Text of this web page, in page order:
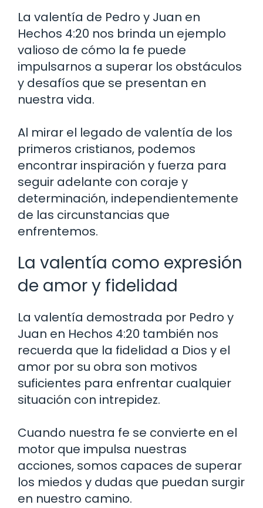
La valentía de Pedro y Juan en
Hechos 4:20 nos brinda un ejemplo
valioso de cómo la fe puede
impulsarnos a superar los obstáculos
y desafíos que se presentan en
nuestra vida.
Al mirar el legado de valentía de los
primeros cristianos, podemos
encontrar inspiración y fuerza para
seguir adelante con coraje y
determinación, independientemente
de las circunstancias que
enfrentemos.
La valentía como expresión
de amor y fidelidad
La valentía demostrada por Pedro y
Juan en Hechos 4:20 también nos
recuerda que la fidelidad a Dios y el
amor por su obra son motivos
suficientes para enfrentar cualquier
situación con intrepidez.
Cuando nuestra fe se convierte en el
motor que impulsa nuestras
acciones, somos capaces de superar
los miedos y dudas que puedan surgir
en nuestro camino.